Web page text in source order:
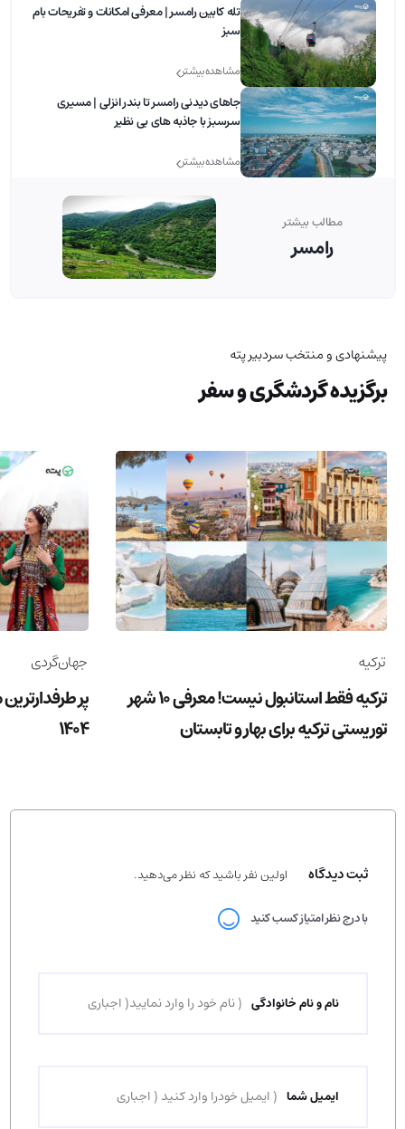
تله کابین رامسر | معرفی امکانات و تفریحات بام
سبز
مشاهده بیشتر
جاهای دیدنی رامسر تا بندر انزلی | مسیری
سرسبز با جاذبه های بی نظیر
مشاهده بیشتر
مطالب بیشتر
رامسر
پیشنهادی و منتخب سردبیر پته
برگزیده گردشگری و سفر
ترکیه
ترکیه فقط استانبول نیست! معرفی 10 شهر
توریستی ترکیه برای بهار و تابستان
جهان‌گردی
پر
1404
ثبت دیدگاه اولین نفر باشید که نظر می‌دهید.
با درج نظر امتیاز کسب کنید
نام و نام خانوادگی
ایمیل شما